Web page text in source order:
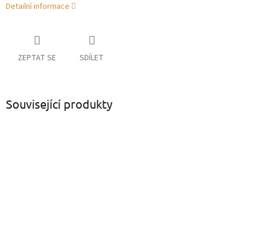
Detailní informace
ZEPTAT SE SDÍLET
Související produkty